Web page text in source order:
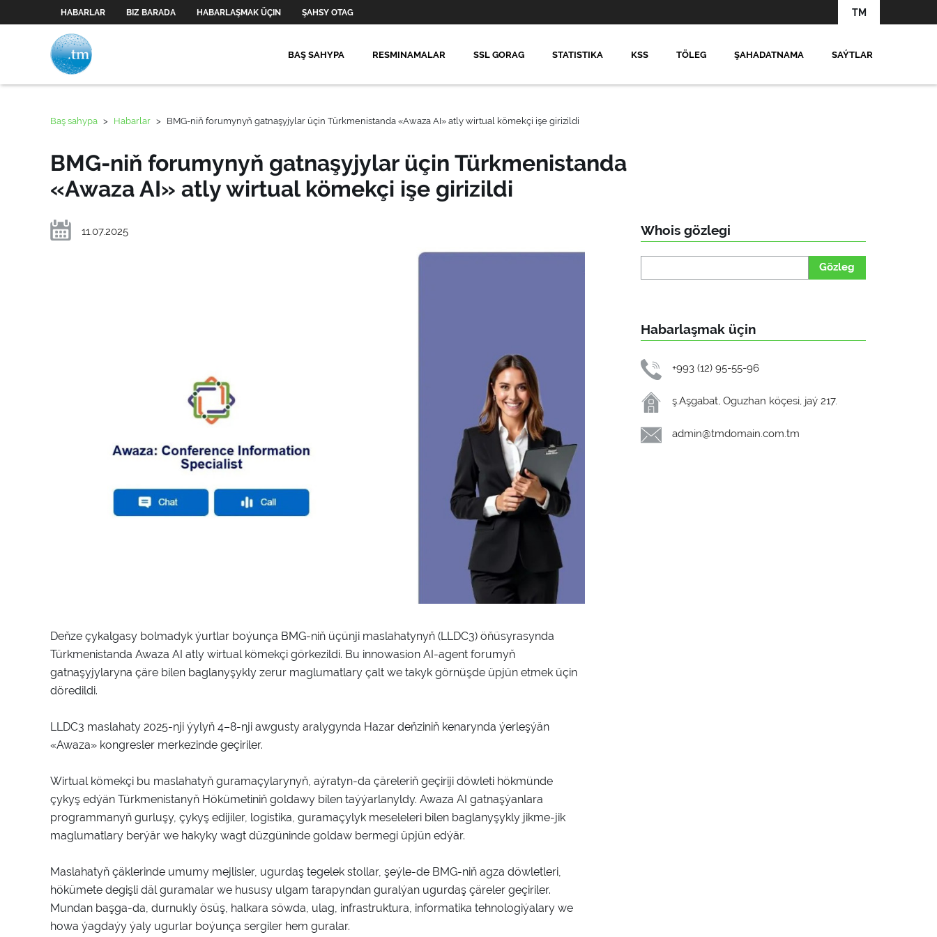
HABARLAR BIZ BARADA HABARLAŞMAK ÜÇIN ŞAHSY OTAG TM
BAŞ SAHYPA RESMINAMALAR SSL GORAG STATISTIKA KSS TÖLEG ŞAHADATNAMA SAÝTLAR
Baş sahypa > Habarlar > BMG-niň forumynyň gatnaşyjylar üçin Türkmenistanda «Awaza AI» atly wirtual kömekçi işe girizildi
BMG-niň forumynyň gatnaşyjylar üçin Türkmenistanda
«Awaza AI» atly wirtual kömekçi işe girizildi
11.07.2025
Deňze çykalgasy bolmadyk ýurtlar boýunça BMG-niň üçünji maslahatynyň (LLDC3) öňüsyrasynda
Türkmenistanda Awaza AI atly wirtual kömekçi görkezildi. Bu innowasion AI-agent forumyň
gatnaşyjylaryna çäre bilen baglanyşykly zerur maglumatlary çalt we takyk görnüşde üpjün etmek üçin
döredildi.
LLDC3 maslahaty 2025-nji ýylyň 4–8-nji awgusty aralygynda Hazar deňziniň kenarynda ýerleşýän
«Awaza» kongresler merkezinde geçiriler.
Wirtual kömekçi bu maslahatyň guramaçylarynyň, aýratyn-da çäreleriň geçiriji döwleti hökmünde
çykyş edýän Türkmenistanyň Hökümetiniň goldawy bilen taýýarlanyldy. Awaza AI gatnaşýanlara
programmanyň gurluşy, çykyş edijiler, logistika, guramaçylyk meseleleri bilen baglanyşykly jikme-jik
maglumatlary berýär we hakyky wagt düzgüninde goldaw bermegi üpjün edýär.
Maslahatyň çäklerinde umumy mejlisler, ugurdaş tegelek stollar, şeýle-de BMG-niň agza döwletleri,
hökümete degişli däl guramalar we hususy ulgam tarapyndan guralýan ugurdaş çäreler geçiriler.
Mundan başga-da, durnukly ösüş, halkara söwda, ulag, infrastruktura, informatika tehnologiýalary we
howa ýagdaýy ýaly ugurlar boýunça sergiler hem guralar.
Whois gözlegi
Gözleg
Habarlaşmak üçin
+993 (12) 95-55-96
ş.Aşgabat, Oguzhan köçesi, jaý 217.
admin@tmdomain.com.tm